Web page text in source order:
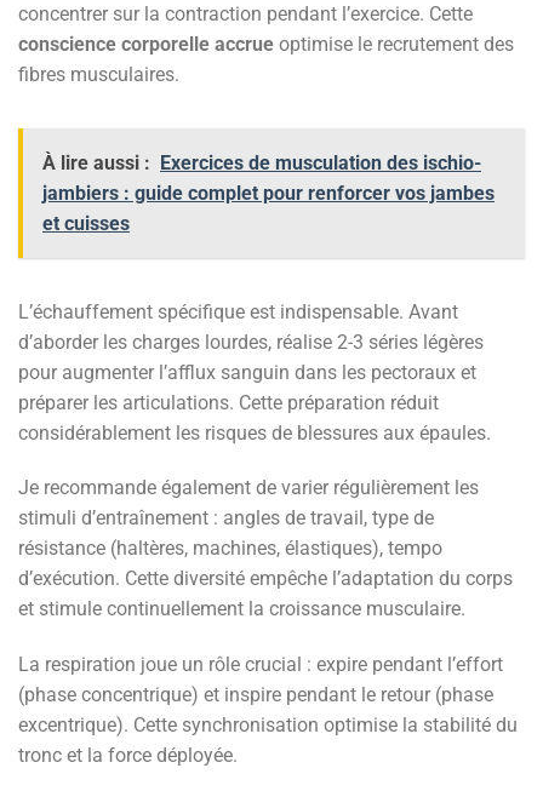
concentrer sur la contraction pendant l’exercice. Cette
conscience corporelle accrue optimise le recrutement des
fibres musculaires.
À lire aussi : Exercices de musculation des ischio-
jambiers : guide complet pour renforcer vos jambes
et cuisses
L’échauffement spécifique est indispensable. Avant
d’aborder les charges lourdes, réalise 2-3 séries légères
pour augmenter l’afflux sanguin dans les pectoraux et
préparer les articulations. Cette préparation réduit
considérablement les risques de blessures aux épaules.
Je recommande également de varier régulièrement les
stimuli d’entraînement : angles de travail, type de
résistance (haltères, machines, élastiques), tempo
d’exécution. Cette diversité empêche l’adaptation du corps
et stimule continuellement la croissance musculaire.
La respiration joue un rôle crucial : expire pendant l’effort
(phase concentrique) et inspire pendant le retour (phase
excentrique). Cette synchronisation optimise la stabilité du
tronc et la force déployée.